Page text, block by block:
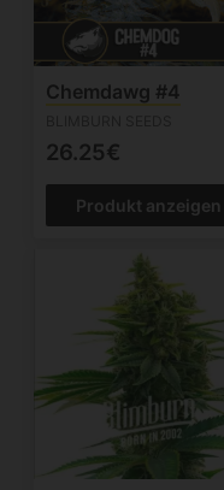
Chemdawg #4
26.25€
Produkt anzeigen